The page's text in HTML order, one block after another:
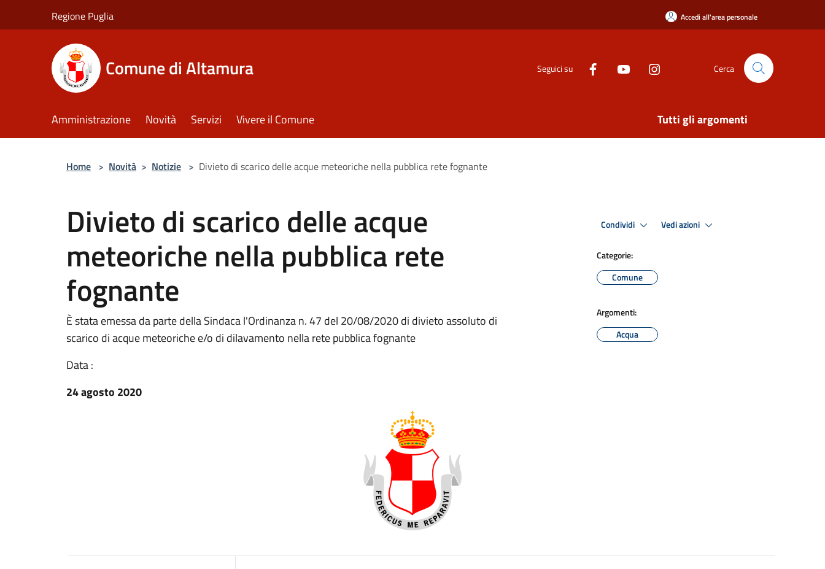
Regione Puglia Accedi all'area personale
Comune di Altamura Seguici su Cerca
Amministrazione Novità Servizi Vivere il Comune Tutti gli argomenti
Home > Novità > Notizie > Divieto di scarico delle acque meteoriche nella pubblica rete fognante
Divieto di scarico delle acque
meteoriche nella pubblica rete
fognante
È stata emessa da parte della Sindaca l'Ordinanza n. 47 del 20/08/2020 di divieto assoluto di
scarico di acque meteoriche e/o di dilavamento nella rete pubblica fognante
Data :
24 agosto 2020
Condividi Vedi azioni
Categorie:
Comune
Argomenti:
Acqua